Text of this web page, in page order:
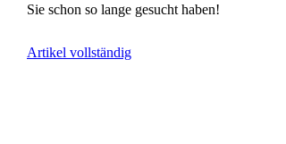
Sie schon so lange gesucht haben!
Artikel vollständig